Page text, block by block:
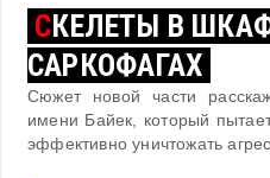
СКЕЛЕТЫ В
САРКОФАГАХ
Сюжет новой части
имени Байек, который
эффективно уничтожать